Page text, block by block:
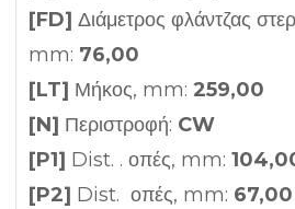
[FD] Διάμετρος φλάντζας
mm: 76,00
[LT] Μήκος, mm: 259,00
[N] Περιστροφή: CW
[P1] Dist. . οπές, mm:
[P2] Dist. οπές, mm: 67,00